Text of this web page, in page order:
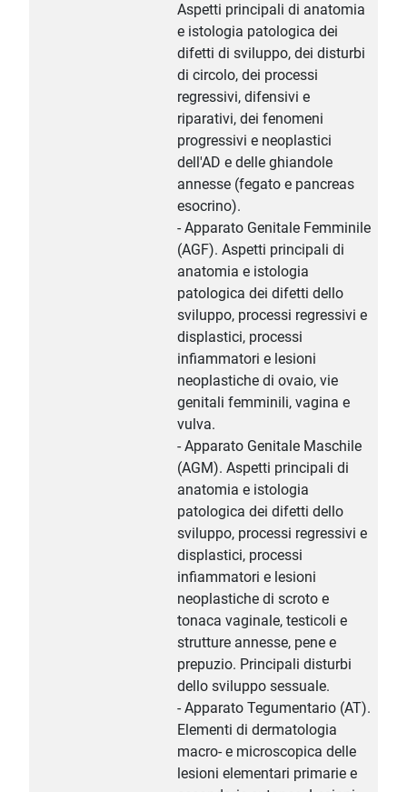
Aspetti principali di anatomia
e istologia patologica dei
difetti di sviluppo, dei disturbi
di circolo, dei processi
regressivi, difensivi e
riparativi, dei fenomeni
progressivi e neoplastici
dell'AD e delle ghiandole
annesse (fegato e pancreas
esocrino).
- Apparato Genitale Femminile
(AGF). Aspetti principali di
anatomia e istologia
patologica dei difetti dello
sviluppo, processi regressivi e
displastici, processi
infiammatori e lesioni
neoplastiche di ovaio, vie
genitali femminili, vagina e
vulva.
- Apparato Genitale Maschile
(AGM). Aspetti principali di
anatomia e istologia
patologica dei difetti dello
sviluppo, processi regressivi e
displastici, processi
infiammatori e lesioni
neoplastiche di scroto e
tonaca vaginale, testicoli e
strutture annesse, pene e
prepuzio. Principali disturbi
dello sviluppo sessuale.
- Apparato Tegumentario (AT).
Elementi di dermatologia
macro- e microscopica delle
lesioni elementari primarie e